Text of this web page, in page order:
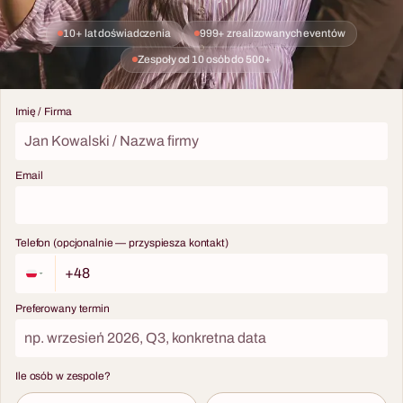
10 - 500 osób
Casino Royale – w stylu
Jamesa Bonda
Wieczór 007 w klimacie
30 - 200 osób
8 - 600 osób
10+ lat doświadczenia 999+ zrealizowanych eventów
Zespoły od 10 osób do 500+
Imię / Firma
Email
Telefon (opcjonalnie — przyspiesza kontakt)
Preferowany termin
Ile osób w zespole?